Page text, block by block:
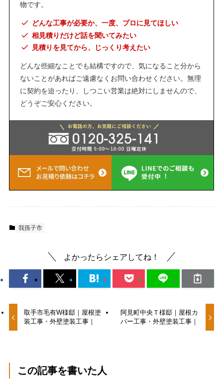
物です。
どんな工事が必要か、一度、プロに見てほしい
相見積りだけど話を聞いてみたい
見積りを見てから、じっくり考えたい
どんな些細なことでも結構ですので、気になること分から
ないことがあればご遠慮なくお問い合わせください。無理
に契約を迫ったり、しつこい営業は絶対にしませんので、
どうぞご安心ください。
我孫子市
よかったらシェアしてね！
取手市毛有W様邸｜屋根塗
装工事・外壁塗装工事｜
阿見町中央Ｔ様邸｜屋根カ
バー工事・外壁塗装工事｜
この記事を書いた人